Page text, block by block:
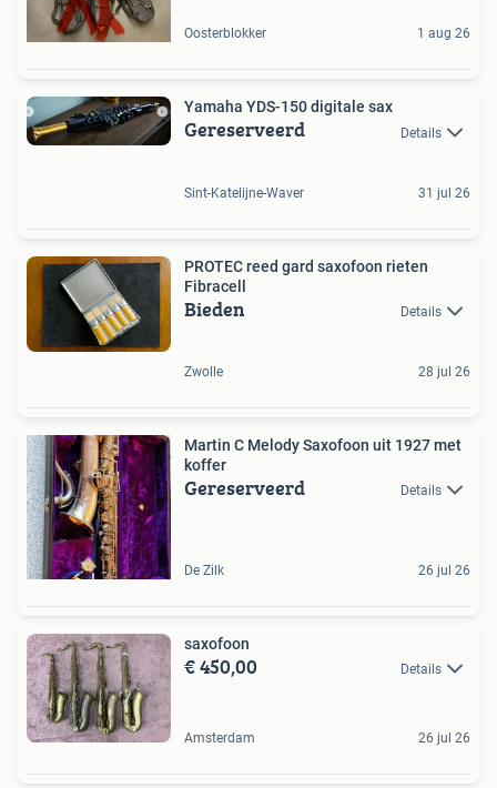
Oosterblokker 1 aug 26
Yamaha YDS-150 digitale sax
Gereserveerd Details
Sint-Katelijne-Waver 31 jul 26
PROTEC reed gard saxofoon rieten
Fibracell
Bieden Details
Zwolle 28 jul 26
Martin C Melody Saxofoon uit 1927 met
koffer
Gereserveerd Details
De Zilk 26 jul 26
saxofoon
€ 450,00 Details
Amsterdam 26 jul 26